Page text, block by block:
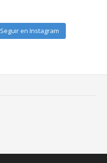
Seguir en Instagram